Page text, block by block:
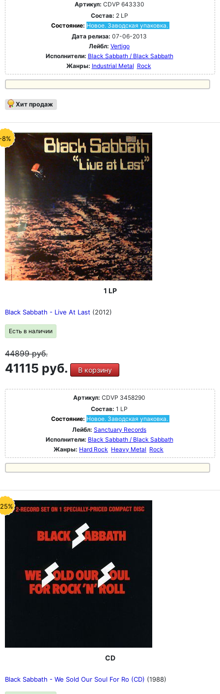
Артикул: CDVP 643330
Состав: 2 LP
Состояние: Новое. Заводская упаковка.
Дата релиза: 07-06-2013
Лейбл: Vertigo
Исполнители: Black Sabbath / Black Sabbath
Жанры: Industrial Metal Rock
Хит продаж
8%
1 LP
Black Sabbath - Live At Last (2012)
Есть в наличии
44899руб.
41115 руб. В корзину
Артикул: CDVP 3458290
Состав: 1 LP
Состояние: Новое. Заводская упаковка.
Лейбл: Sanctuary Records
Исполнители: Black Sabbath / Black Sabbath
Жанры: Hard Rock Heavy Metal Rock
CD
Black Sabbath - We Sold Our Soul For Ro (CD) (1988)